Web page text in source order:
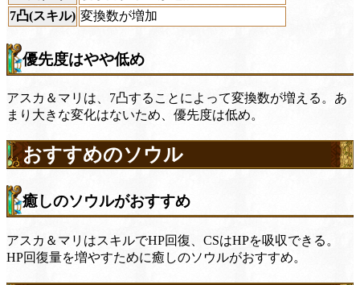
7凸(スキル) 変換数が増加
優先度はやや低め
アスカ＆マリは、7凸することによって変換数が増える。あ
まり大きな変化はないため、優先度は低め。
おすすめのソウル
癒しのソウルがおすすめ
アスカ＆マリはスキルでHP回復、CSはHPを吸収できる。
HP回復量を増やすために癒しのソウルがおすすめ。